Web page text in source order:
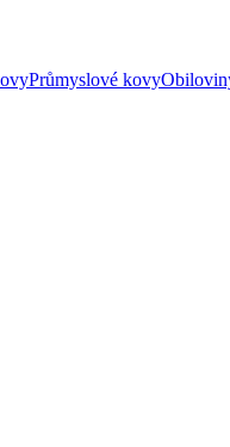
Průmyslové kovy